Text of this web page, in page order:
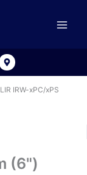
IRW-xPC/xPS
(6")